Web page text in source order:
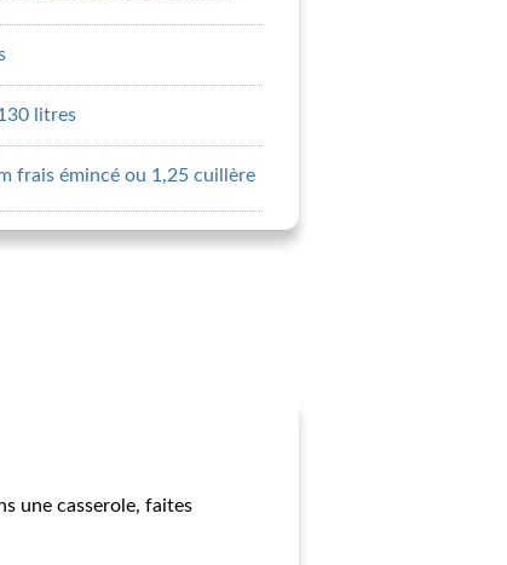
litres
frais émincé ou 1,25 cuillère
une casserole, faites